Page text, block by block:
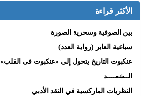
الأكثر قراءة
بين الصوفية وسحرية الصورة
سباعية العابر (رواية العدد)
عنكبوت التاريخ يتحول إلى «عنكبوت فى القلب»
الــسَعــــد
النظريات الماركسية في النقد الأدبي